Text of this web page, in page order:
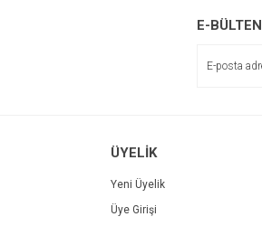
E-BÜLTEN
ÜYELİK
Yeni Üyelik
Üye Girişi